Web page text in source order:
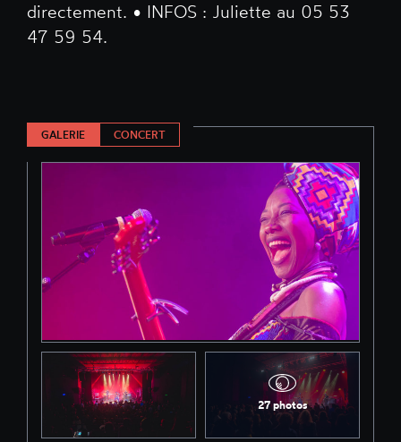
directement. • INFOS : Juliette au 05 53
47 59 54.
GALERIE CONCERT
27 photos